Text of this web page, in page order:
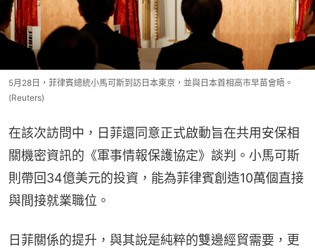
5月28日，菲律賓總統小馬可斯到訪日本東京，並與日本首相高市早苗會晤。
(Reuters)
在該次訪問中，日菲還同意正式啟動旨在共用安保相
關機密資訊的《軍事情報保護協定》談判。小馬可斯
則帶回34億美元的投資，能為菲律賓創造10萬個直接
與間接就業職位。
日菲關係的提升，與其說是純粹的雙邊經貿需要，更